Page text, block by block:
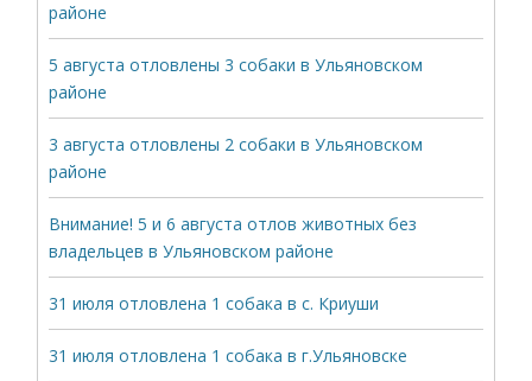
районе
5 августа отловлены 3 собаки в Ульяновском
районе
3 августа отловлены 2 собаки в Ульяновском
районе
Внимание! 5 и 6 августа отлов животных без
владельцев в Ульяновском районе
31 июля отловлена 1 собака в с. Криуши
31 июля отловлена 1 собака в г.Ульяновске